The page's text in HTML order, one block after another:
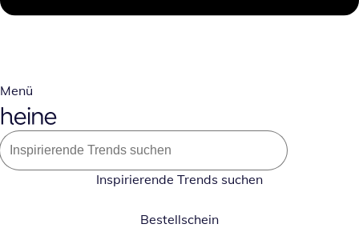
Menü
Inspirierende Trends suchen
Bestellschein